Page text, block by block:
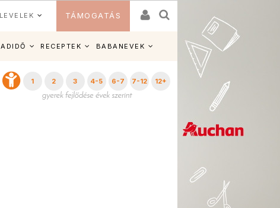
TÁMOGATÁS
RECEPTEK BABANEVEK
1 2 3 4-5 6-7 7-12 12+